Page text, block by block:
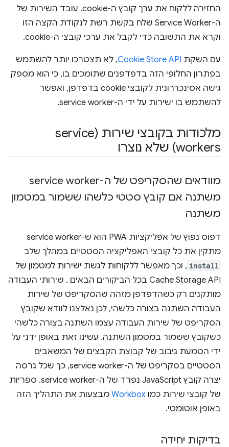
החזירה ללקוח את ערך קובץ ה-cookie. עובד השירות של
ה-Service Worker שלח בקשת רשת לנקודת הקצה הזו
וקרא את התשובה כדי לקבל את ערכי קובצי ה-cookie.
עם השקת Cookie Store API, לא תצטרכו יותר להשתמש
בפתרון החלופי הזה בדפדפנים שתומכים בו, כי הוא מספק
גישה אסינכררונית לקובצי cookie בדפדפן, ואפשר
להשתמש בו ישירות על ידי ה-service worker.
מלכודות בקובצי שירות (service
workers) שלא נוצרו
מוודאים שהסקריפט של ה-service worker
משתנה אם קובץ סטטי כלשהו ששמור במטמון
משתנה
דפוס נפוץ של אפליקציות PWA הוא ש-service worker
מתקין את כל קובצי האפליקציה הסטטיים במהלך שלב
install , וכך מאפשר ללקוחות לגשת ישירות למטמון של
Cache Storage API בכל הביקורים הבאים . שירותי העבודה
מותקנים רק כשהדפדפן מזהה שהסקריפט של שירות
העבודה השתנה בצורה כלשהי, לכן נאלצנו לוודא שקובץ
הסקריפט של שירות העבודה עצמו השתנה בצורה כלשהי
כשקובץ ששמור במטמון השתנה. עשינו זאת באופן ידני על
ידי הטמעת גיבוב של קבוצת הקבצים של המשאבים
הסטטיים בסקריפט של ה-service worker, כך שכל גרסה
יצרה קובץ JavaScript נפרד של ה-service worker. ספריות
של קובצי שירות כמו Workbox מבצעות את התהליך הזה
באופן אוטומטי.
בדיקות יחידה